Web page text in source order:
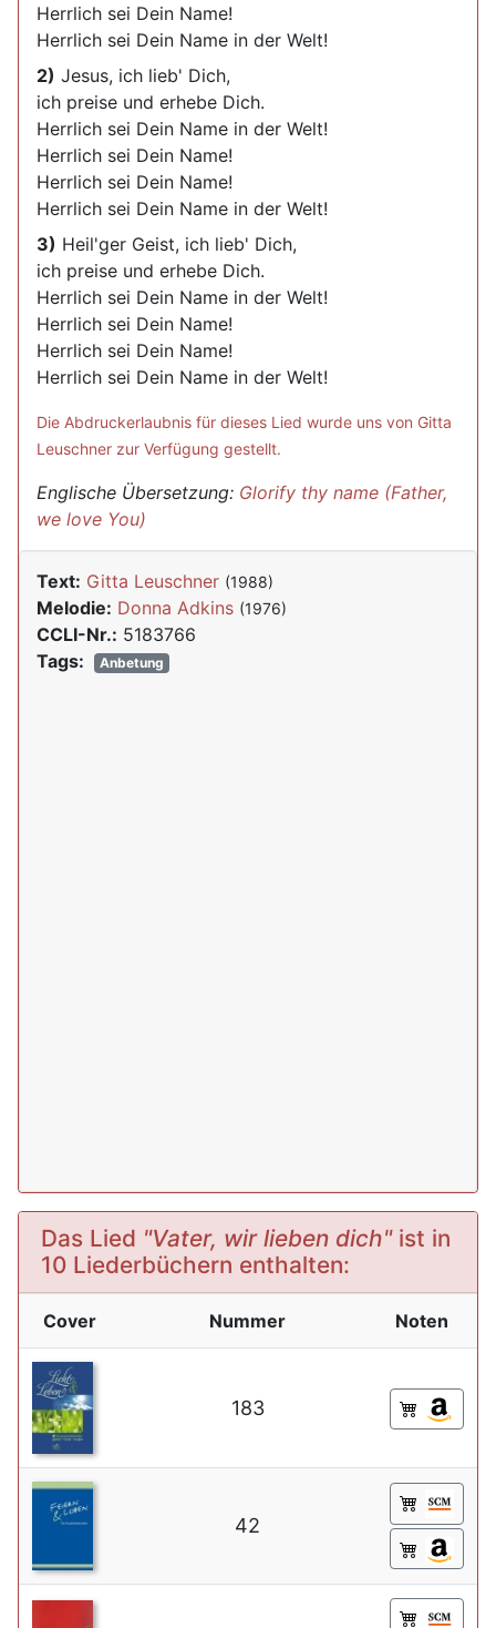
Herrlich sei Dein Name!
Herrlich sei Dein Name in der Welt!
2) Jesus, ich lieb' Dich,
ich preise und erhebe Dich.
Herrlich sei Dein Name in der Welt!
Herrlich sei Dein Name!
Herrlich sei Dein Name!
Herrlich sei Dein Name in der Welt!
3) Heil'ger Geist, ich lieb' Dich,
ich preise und erhebe Dich.
Herrlich sei Dein Name in der Welt!
Herrlich sei Dein Name!
Herrlich sei Dein Name!
Herrlich sei Dein Name in der Welt!
Die Abdruckerlaubnis für dieses Lied wurde uns von Gitta
Leuschner zur Verfügung gestellt.
Englische Übersetzung: Glorify thy name (Father,
we love You)
Text: Gitta Leuschner (1988)
Melodie: Donna Adkins (1976)
CCLI-Nr.: 5183766
Tags:
Anbetung
Das Lied "Vater, wir lieben dich"ist in
10 Liederbüchern enthalten:
Cover Nummer Noten
183
42